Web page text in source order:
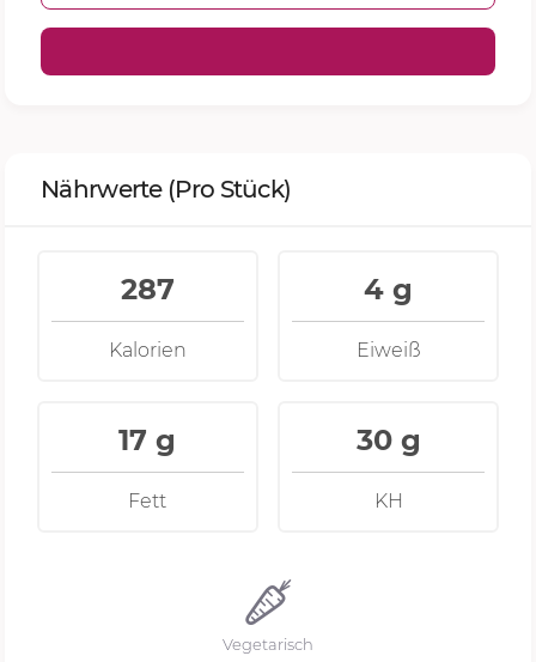
Nährwerte (Pro Stück)
287
Kalorien
4 g
Eiweiß
17 g
Fett
30 g
KH
Vegetarisch